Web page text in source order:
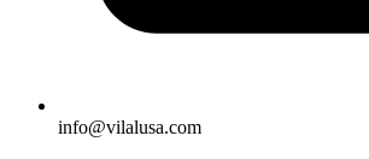
info@vilalusa.com